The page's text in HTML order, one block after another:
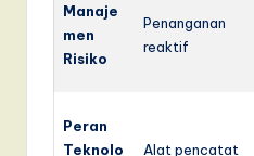
Manaje
men
Risiko
Penanganan
reaktif
Peran
Teknolo
Alat pencatat